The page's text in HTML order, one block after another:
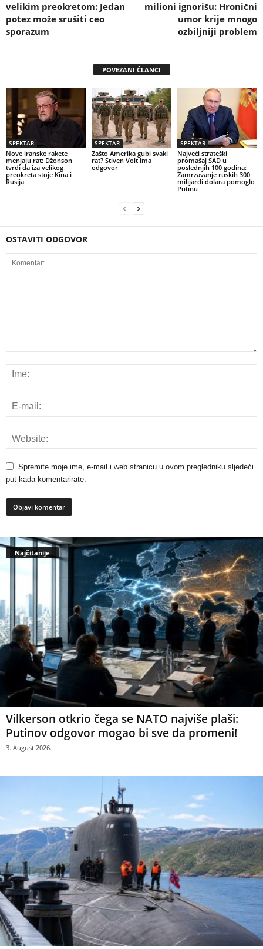
velikim preokretom: Jedan
potez može srušiti ceo
sporazum
milioni ignorišu: Hronični
umor krije mnogo
ozbiljniji problem
POVEZANI ČLANCI
SPEKTAR
Nove iranske rakete
menjaju rat: Džonson
tvrdi da iza velikog
preokreta stoje Kina i
Rusija
SPEKTAR
Zašto Amerika gubi svaki
rat? Stiven Volt ima
odgovor
SPEKTAR
Najveći strateški
promašaj SAD u
poslednjih 100 godina:
Zamrzavanje ruskih 300
milijardi dolara pomoglo
Putinu
OSTAVITI ODGOVOR
Spremite moje ime, e-mail i web stranicu u ovom pregledniku sljedeći
put kada komentarirate.
Najčitanije
Vilkerson otkrio čega se NATO najviše plaši:
Putinov odgovor mogao bi sve da promeni!
3. August 2026.